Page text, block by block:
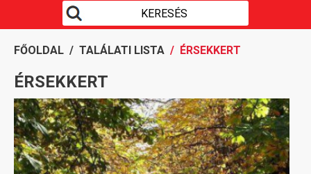
FŐOLDAL / TALÁLATI LISTA / ÉRSEKKERT
ÉRSEKKERT